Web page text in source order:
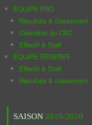
ÉQUIPE PRO
Résultats & classement
Calendrier du CSC
Effectif & Staff
ÉQUIPE RÉSERVE
Effectif & Staff
Résultats & classement
SAISON 2019/2020